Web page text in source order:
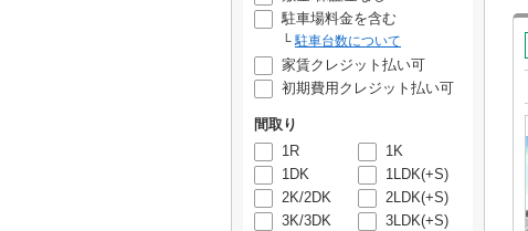
駐車場料金を含む
駐車台数について
家賃クレジット払い可
初期費用クレジット払い可
間取り
1R
1K
1DK
1LDK(+S)
2K/2DK
2LDK(+S)
3K/3DK
3LDK(+S)